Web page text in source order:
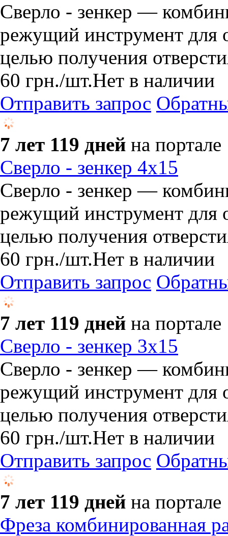
Сверло - зенкер —
режущий инструмент для
целью получения
60 грн./шт.Нет в наличии
Отправить запрос
7 лет 119 дней на портале
Сверло - зенкер 4х15
Сверло - зенкер —
режущий инструмент для
целью получения
60 грн./шт.Нет в наличии
Отправить запрос
7 лет 119 дней на портале
Сверло - зенкер 3х15
Сверло - зенкер —
режущий инструмент для
целью получения
60 грн./шт.Нет в наличии
Отправить запрос
7 лет 119 дней на портале
Фреза комбинированная